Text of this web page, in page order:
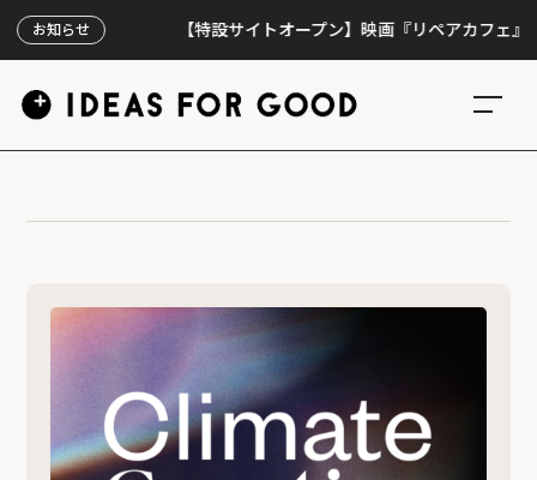
お知らせ 【特設サイトオープン】映画『リペアカフェ』、